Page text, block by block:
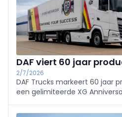
DAF viert 60 jaar
2/7/2026
DAF Trucks markeert 60 jaar
een gelimiteerde XG
zes decennia Belgische